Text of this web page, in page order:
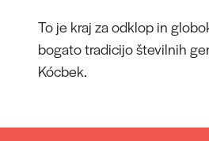
To je kraj za odklop in
bogato tradicijo številnih
Kócbek.